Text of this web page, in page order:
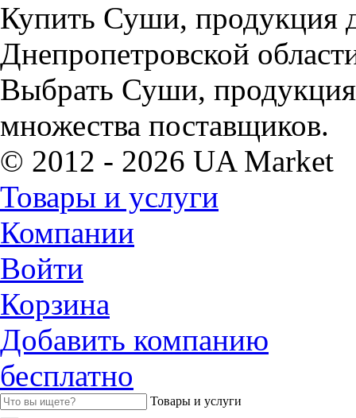
Купить Суши, продукция
Днепропетровской
Выбрать Суши,
множества поставщиков.
© 2012 - 2026 UA Market
Товары и услуги
Компании
Войти
Корзина
Добавить компанию
бесплатно
Товары и услуги